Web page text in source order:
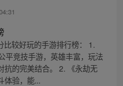
较好玩的手游排行榜： 1.
平竞技手游，英雄丰富，玩法
抗的完美结合。 2. 《永劫无
体验，能...